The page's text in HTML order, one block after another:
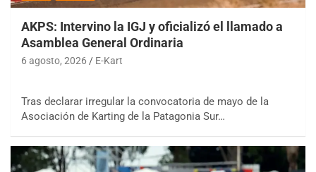
AKPS: Intervino la IGJ y oficializó el llamado a
Asamblea General Ordinaria
6 agosto, 2026 E-Kart
Tras declarar irregular la convocatoria de mayo de la
Asociación de Karting de la Patagonia Sur…